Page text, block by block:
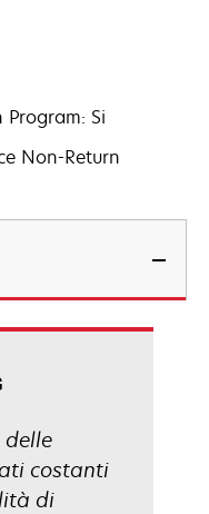
Si
Non-Return
delle
costanti
di